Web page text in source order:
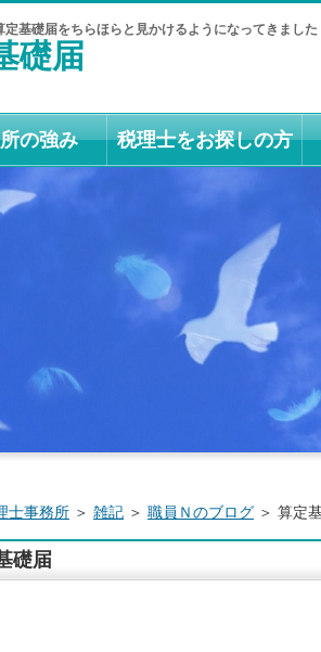
定基礎届をちらほらと見かけるようになってきました
礎届
士事務所 ＞ 雑記 ＞ 職員Ｎのブログ ＞ 算定
礎届
の強み 税理士をお探しの方